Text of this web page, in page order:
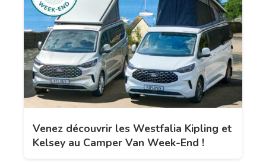
Venez découvrir les Westfalia Kipling et
Kelsey au Camper Van Week-End !